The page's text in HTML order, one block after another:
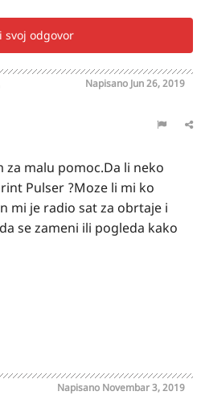
svoj odgovor
Napisano Jun 26, 2019
malu pomoc.Da li neko
Pulser ?Moze li mi ko
mi je radio sat za obrtaje i
se zameni ili pogleda kako
Napisano Novembar 3, 2019